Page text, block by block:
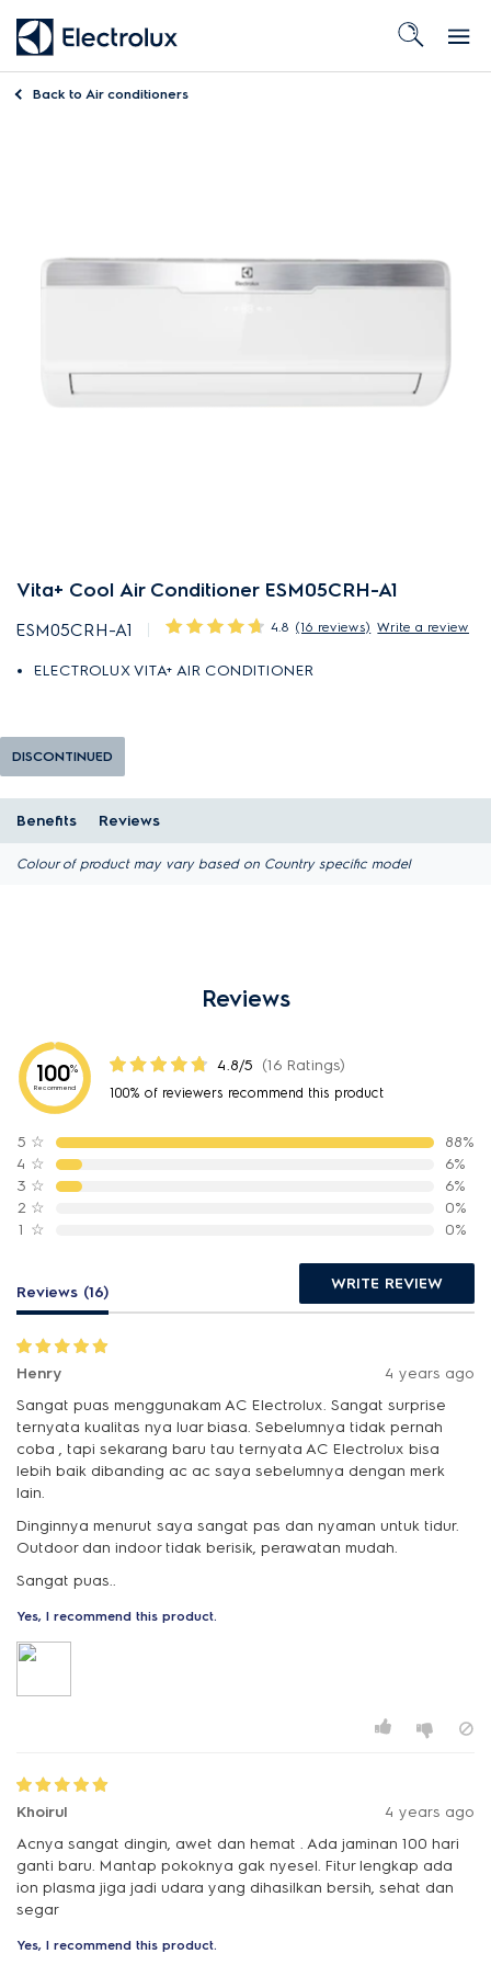
Back to Air conditioners
Vita+ Cool Air Conditioner ESM05CRH-A1
ESM05CRH-A1 4.8 (16 reviews) Write a review
ELECTROLUX VITA+ AIR CONDITIONER
DISCONTINUED
Benefits Reviews
Colour of product may vary based on Country specific model
Reviews
100%
Recommend
4.8/5 (16 Ratings)
100% of reviewers recommend this product
5 ☆
88%
4 ☆
6%
3 ☆
6%
2 ☆
0%
1 ☆ 0%
Reviews (16) WRITE REVIEW
Henry
4 years ago
Sangat puas menggunakam AC Electrolux. Sangat surprise
ternyata kualitas nya luar biasa. Sebelumnya tidak pernah
coba , tapi sekarang baru tau ternyata AC Electrolux bisa
lebih baik dibanding ac ac saya sebelumnya dengan merk
lain.
Dinginnya menurut saya sangat pas dan nyaman untuk tidur.
Outdoor dan indoor tidak berisik, perawatan mudah.
Sangat puas..
Yes, I recommend this product.
Khoirul
4 years ago
Acnya sangat dingin, awet dan hemat . Ada jaminan 100 hari
ganti baru. Mantap pokoknya gak nyesel. Fitur lengkap ada
ion plasma jiga jadi udara yang dihasilkan bersih, sehat dan
segar
Yes, I recommend this product.